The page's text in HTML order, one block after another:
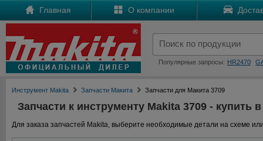
Главная О компании
Популярные запросы: HR2470
Инструмент Makita Запчасти Макита Запчасти для Макита 3709
Запчасти к инструменту Makita 3709 - купить
Для заказа запчастей Makita, выберите необходимые детали на схеме